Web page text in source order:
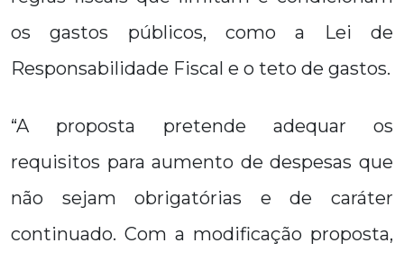
os gastos públicos, como a Lei de
Responsabilidade Fiscal e o teto de gastos.
“A proposta pretende adequar os
requisitos para aumento de despesas que
não sejam obrigatórias e de caráter
continuado. Com a modificação proposta,